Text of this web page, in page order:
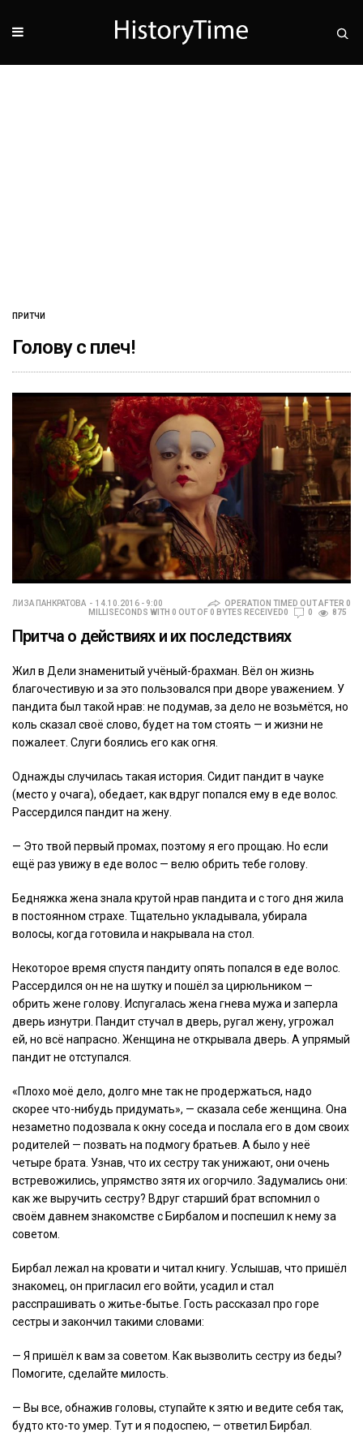
ПРИТЧИ
Голову с плеч!
ЛИЗА ПАНКРАТОВА 14.10.2016 - 9:00
OPERATION TIMED OUT AFTER 0
MILLISECONDS WITH 0 OUT OF 0 BYTES RECEIVED0
0 875
Притча о действиях и их последствиях
Жил в Дели знаменитый учёный-брахман. Вёл он жизнь
благочестивую и за это пользовался при дворе уважением. У
пандита был такой нрав: не подумав, за дело не возьмётся, но
коль сказал своё слово, будет на том стоять — и жизни не
пожалеет. Слуги боялись его как огня.
Однажды случилась такая история. Сидит пандит в чауке
(место у очага), обедает, как вдруг попался ему в еде волос.
Рассердился пандит на жену.
— Это твой первый промах, поэтому я его прощаю. Но если
ещё раз увижу в еде волос — велю обрить тебе голову.
Бедняжка жена знала крутой нрав пандита и с того дня жила
в постоянном страхе. Тщательно укладывала, убирала
волосы, когда готовила и накрывала на стол.
Некоторое время спустя пандиту опять попался в еде волос.
Рассердился он не на шутку и пошёл за цирюльником —
обрить жене голову. Испугалась жена гнева мужа и заперла
дверь изнутри. Пандит стучал в дверь, ругал жену, угрожал
ей, но всё напрасно. Женщина не открывала дверь. А упрямый
пандит не отступался.
«Плохо моё дело, долго мне так не продержаться, надо
скорее что-нибудь придумать», — сказала себе женщина. Она
незаметно подозвала к окну соседа и послала его в дом своих
родителей — позвать на подмогу братьев. А было у неё
четыре брата. Узнав, что их сестру так унижают, они очень
встревожились, упрямство зятя их огорчило. Задумались они:
как же выручить сестру? Вдруг старший брат вспомнил о
своём давнем знакомстве с Бирбалом и поспешил к нему за
советом.
Бирбал лежал на кровати и читал книгу. Услышав, что пришёл
знакомец, он пригласил его войти, усадил и стал
расспрашивать о житье-бытье. Гость рассказал про горе
сестры и закончил такими словами:
— Я пришёл к вам за советом. Как вызволить сестру из беды?
Помогите, сделайте милость.
— Вы все, обнажив головы, ступайте к зятю и ведите себя так,
будто кто-то умер. Тут и я подоспею, — ответил Бирбал.